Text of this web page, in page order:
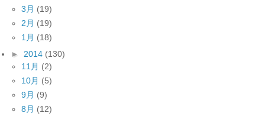
3月 (19)
2月 (19)
1月 (18)
► 2014 (130)
11月 (2)
10月 (5)
9月 (9)
8月 (12)